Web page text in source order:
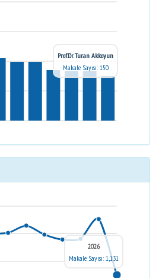
Prof.Dr. Turan Akkoyun
Makale Sayısı: 150
2026
Makale Sayısı: 1,131